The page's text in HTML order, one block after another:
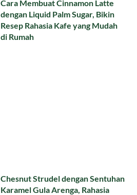
Cara Membuat Cinnamon Latte
dengan Liquid Palm Sugar, Bikin
Resep Rahasia Kafe yang Mudah
di Rumah
Chesnut Strudel dengan Sentuhan
Karamel Gula Arenga, Rahasia